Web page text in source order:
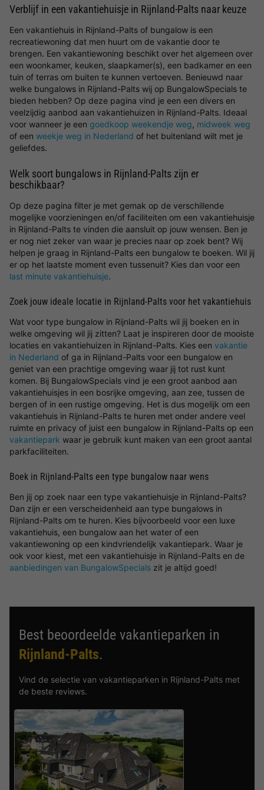
Verblijf in een vakantiehuisje in Rijnland-Palts naar keuze
Een vakantiehuis in Rijnland-Palts of bungalow is een
recreatiewoning dat men huurt om de vakantie door te
brengen. Een vakantiewoning beschikt over het algemeen over
een woonkamer, keuken, slaapkamer(s), een badkamer en een
tuin of terras om buiten te kunnen vertoeven. Benieuwd naar
welke bungalows in Rijnland-Palts wij op BungalowSpecials te
bieden hebben? Op deze pagina vind je een een divers en
veelzijdig aanbod aan vakantiehuizen in Rijnland-Palts. Ideaal
voor wanneer je een goedkoop weekendje weg, midweek weg
of een weekje weg in Nederland of het buitenland wilt met je
geliefdes.
Welk soort bungalows in Rijnland-Palts zijn er
beschikbaar?
Op deze pagina filter je met gemak op de verschillende
mogelijke voorzieningen en/of faciliteiten om een vakantiehuisje
in Rijnland-Palts te vinden die aansluit op jouw wensen. Ben je
er nog niet zeker van waar je precies naar op zoek bent? Wij
helpen je graag in Rijnland-Palts een bungalow te boeken. Wil jij
er op het laatste moment even tussenuit? Kies dan voor een
last minute vakantiehuisje.
Zoek jouw ideale locatie in Rijnland-Palts voor het vakantiehuis
Wat voor type bungalow in Rijnland-Palts wil jij boeken en in
welke omgeving wil jij zitten? Laat je inspireren door de mooiste
locaties en vakantiehuizen in Rijnland-Palts. Kies een vakantie
in Nederland of ga in Rijnland-Palts voor een bungalow en
geniet van een prachtige omgeving waar jij tot rust kunt
komen. Bij BungalowSpecials vind je een groot aanbod aan
vakantiehuisjes in een bosrijke omgeving, aan zee, tussen de
bergen of in een rustige omgeving. Het is dus mogelijk om een
vakantiehuis in Rijnland-Palts te huren met onder andere veel
ruimte en privacy of juist een bungalow in Rijnland-Palts op een
vakantiepark waar je gebruik kunt maken van een groot aantal
parkfaciliteiten.
Boek in Rijnland-Palts een type bungalow naar wens
Ben jij op zoek naar een type vakantiehuisje in Rijnland-Palts?
Dan zijn er een verscheidenheid aan type bungalows in
Rijnland-Palts om te huren. Kies bijvoorbeeld voor een luxe
vakantiehuis, een bungalow aan het water of een
vakantiewoning op een kindvriendelijk vakantiepark. Waar je
ook voor kiest, met een vakantiehuisje in Rijnland-Palts en de
aanbiedingen van BungalowSpecials zit je altijd goed!
Best beoordeelde vakantieparken in
Rijnland-Palts.
Vind de selectie van vakantieparken in Rijnland-Palts met
de beste reviews.